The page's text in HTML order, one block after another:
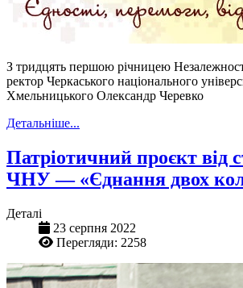
З тридцять першою річницею
ректор Черкаського національного
Хмельницького Олександр Черевко
Детальніше...
Патріотичний проєкт від
ЧНУ — «Єднання двох
Деталі
23 серпня 2022
Перегляди: 2258